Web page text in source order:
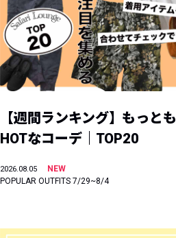
【週間ランキング】もっとも
HOTなコーデ｜TOP20
2026.08.05
NEW
POPULAR OUTFITS 7/29~8/4